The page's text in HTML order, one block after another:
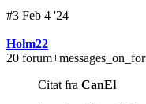
#3 Feb 4 '24
Holm22
20
Citat fra CanEl